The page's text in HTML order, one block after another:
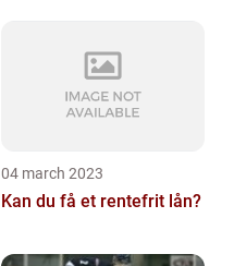
04 march 2023
Kan du få et rentefrit lån?